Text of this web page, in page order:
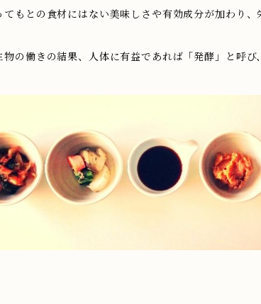
てもとの食材にはない美味しさや有効成分が加わり
物の働きの結果、人体に有益であれば「発酵」と呼び